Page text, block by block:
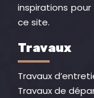
inspirations
ce site.
Travaux
Travaux
Travaux de